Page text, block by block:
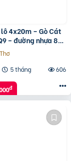
4x20m – Gò Cát
– đường nhựa 8m
giá 3,98 tỷ
5 tháng
606
đ